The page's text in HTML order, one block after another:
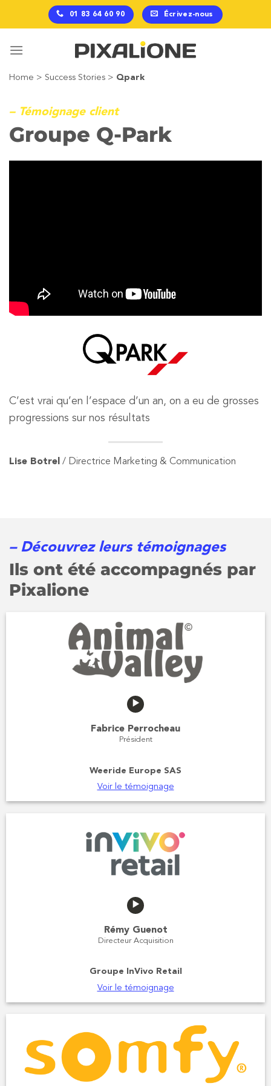
01 83 64 60 90 Écrivez-nous
Home > Success Stories > Qpark
– Témoignage client
Groupe Q-Park
C’est vrai qu’en l’espace d’un an, on a eu de grosses
progressions sur nos résultats
Lise Botrel / Directrice Marketing & Communication
– Découvrez leurs témoignages
Ils ont été accompagnés par
Pixalione
Fabrice Perrocheau
Président
Weeride Europe SAS
Voir le témoignage
Rémy Guenot
Directeur Acquisition
Groupe InVivo Retail
Voir le témoignage